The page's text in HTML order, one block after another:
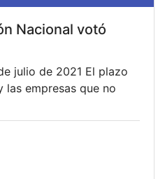
Nacional votó
julio de 2021 El plazo
las empresas que no